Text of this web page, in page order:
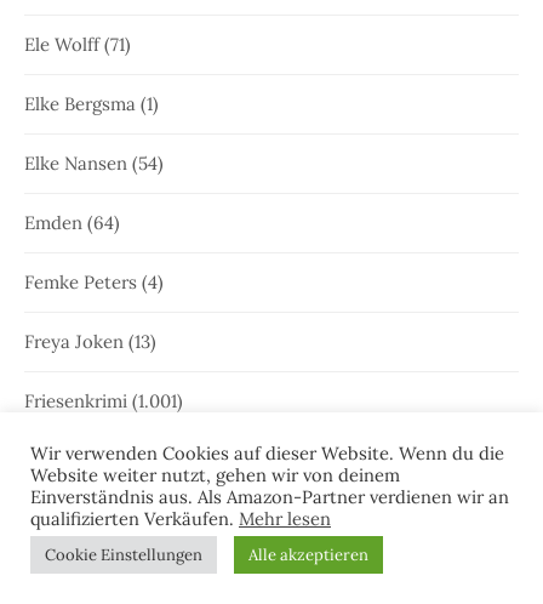
Ele Wolff(71)
Elke Bergsma (1)
Elke Nansen (54)
Emden (64)
Femke Peters (4)
Freya Joken (13)
Friesenkrimi (1.001)
Geschichte Ostfrieslands(2)
Gewinnspiele(7)
Greetsiel(63)
Wir verwenden Cookies auf dieser Website. Wenn du die
Website weiter nutzt, gehen wir von deinem
Einverständnis aus. Als Amazon-Partner verdienen wir an
qualifizierten Verkäufen. Mehr lesen
Cookie Einstellungen Alle akzeptieren